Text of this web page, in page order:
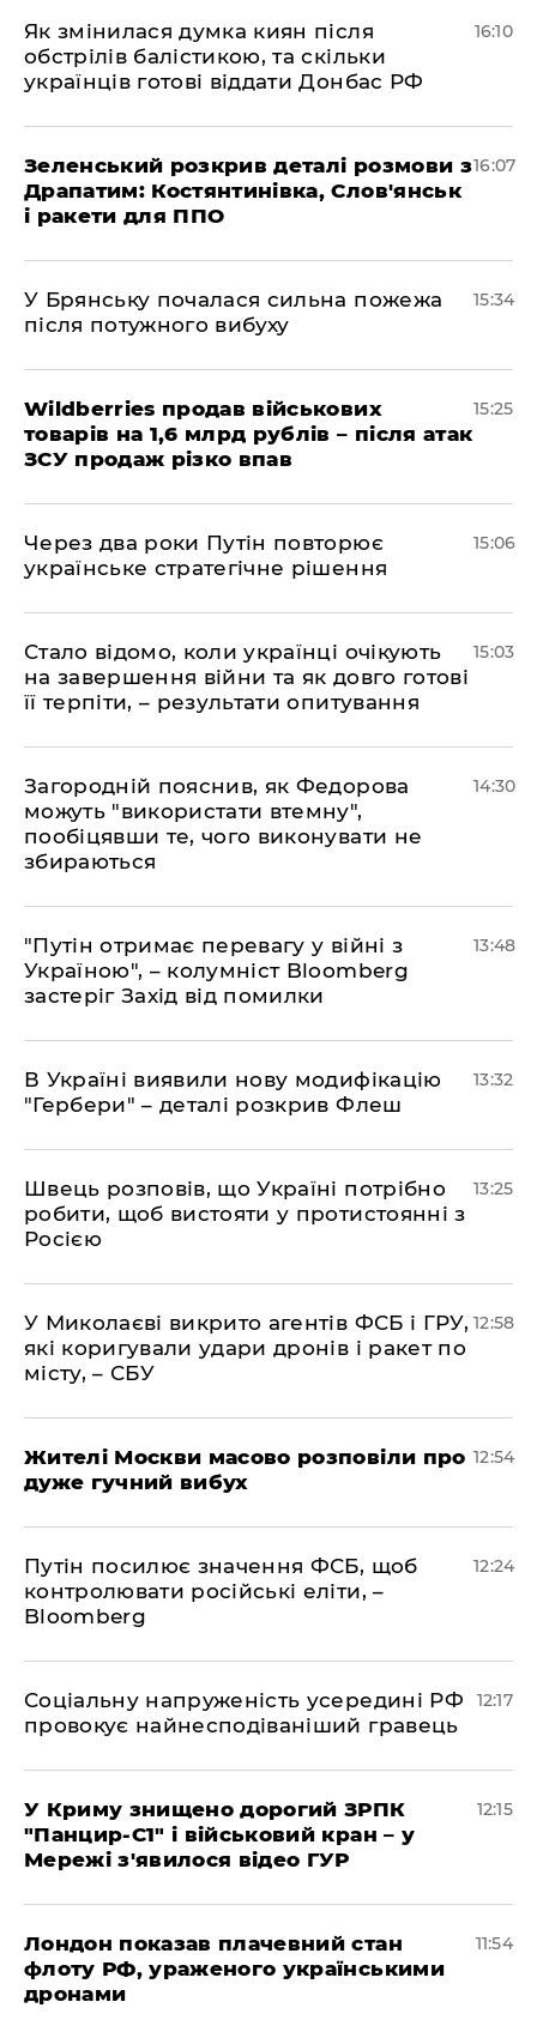
Як змінилася думка киян після
обстрілів балістикою, та скільки
українців готові віддати Донбас РФ
16:10
Зеленський розкрив деталі розмови з
Драпатим: Костянтинівка, Слов'янськ
і ракети для ППО
16:07
У Брянську почалася сильна пожежа
після потужного вибуху
15:34
Wildberries продав військових
товарів на 1,6 млрд рублів – після атак
ЗСУ продаж різко впав
15:25
Через два роки Путін повторює
українське стратегічне рішення
15:06
Стало відомо, коли українці очікують
на завершення війни та як довго готові
її терпіти, – результати опитування
15:03
Загородній пояснив, як Федорова
можуть "використати втемну",
пообіцявши те, чого виконувати не
збираються
14:30
"Путін отримає перевагу у війні з
Україною", – колумніст Bloomberg
застеріг Захід від помилки
13:48
В Україні виявили нову модифікацію
"Гербери" – деталі розкрив Флеш
13:32
Швець розповів, що Україні потрібно
робити, щоб вистояти у протистоянні з
Росією
13:25
У Миколаєві викрито агентів ФСБ і ГРУ,
які коригували удари дронів і ракет по
місту, – СБУ
12:58
Жителі Москви масово розповіли про
дуже гучний вибух
12:54
Путін посилює значення ФСБ, щоб
контролювати російські еліти, –
Bloomberg
12:24
Соціальну напруженість усередині РФ
провокує найнесподіваніший гравець
12:17
У Криму знищено дорогий ЗРПК
"Панцир-С1" і військовий кран – у
Мережі з'явилося відео ГУР
12:15
Лондон показав плачевний стан
флоту РФ, ураженого українськими
дронами
11:54